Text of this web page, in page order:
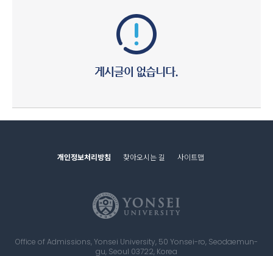
개인정보처리방침 찾아오시는 길 사이트맵
Office of Admissions, Yonsei University, 50 Yonsei-ro, Seodaemun-
gu, Seoul 03722, Korea